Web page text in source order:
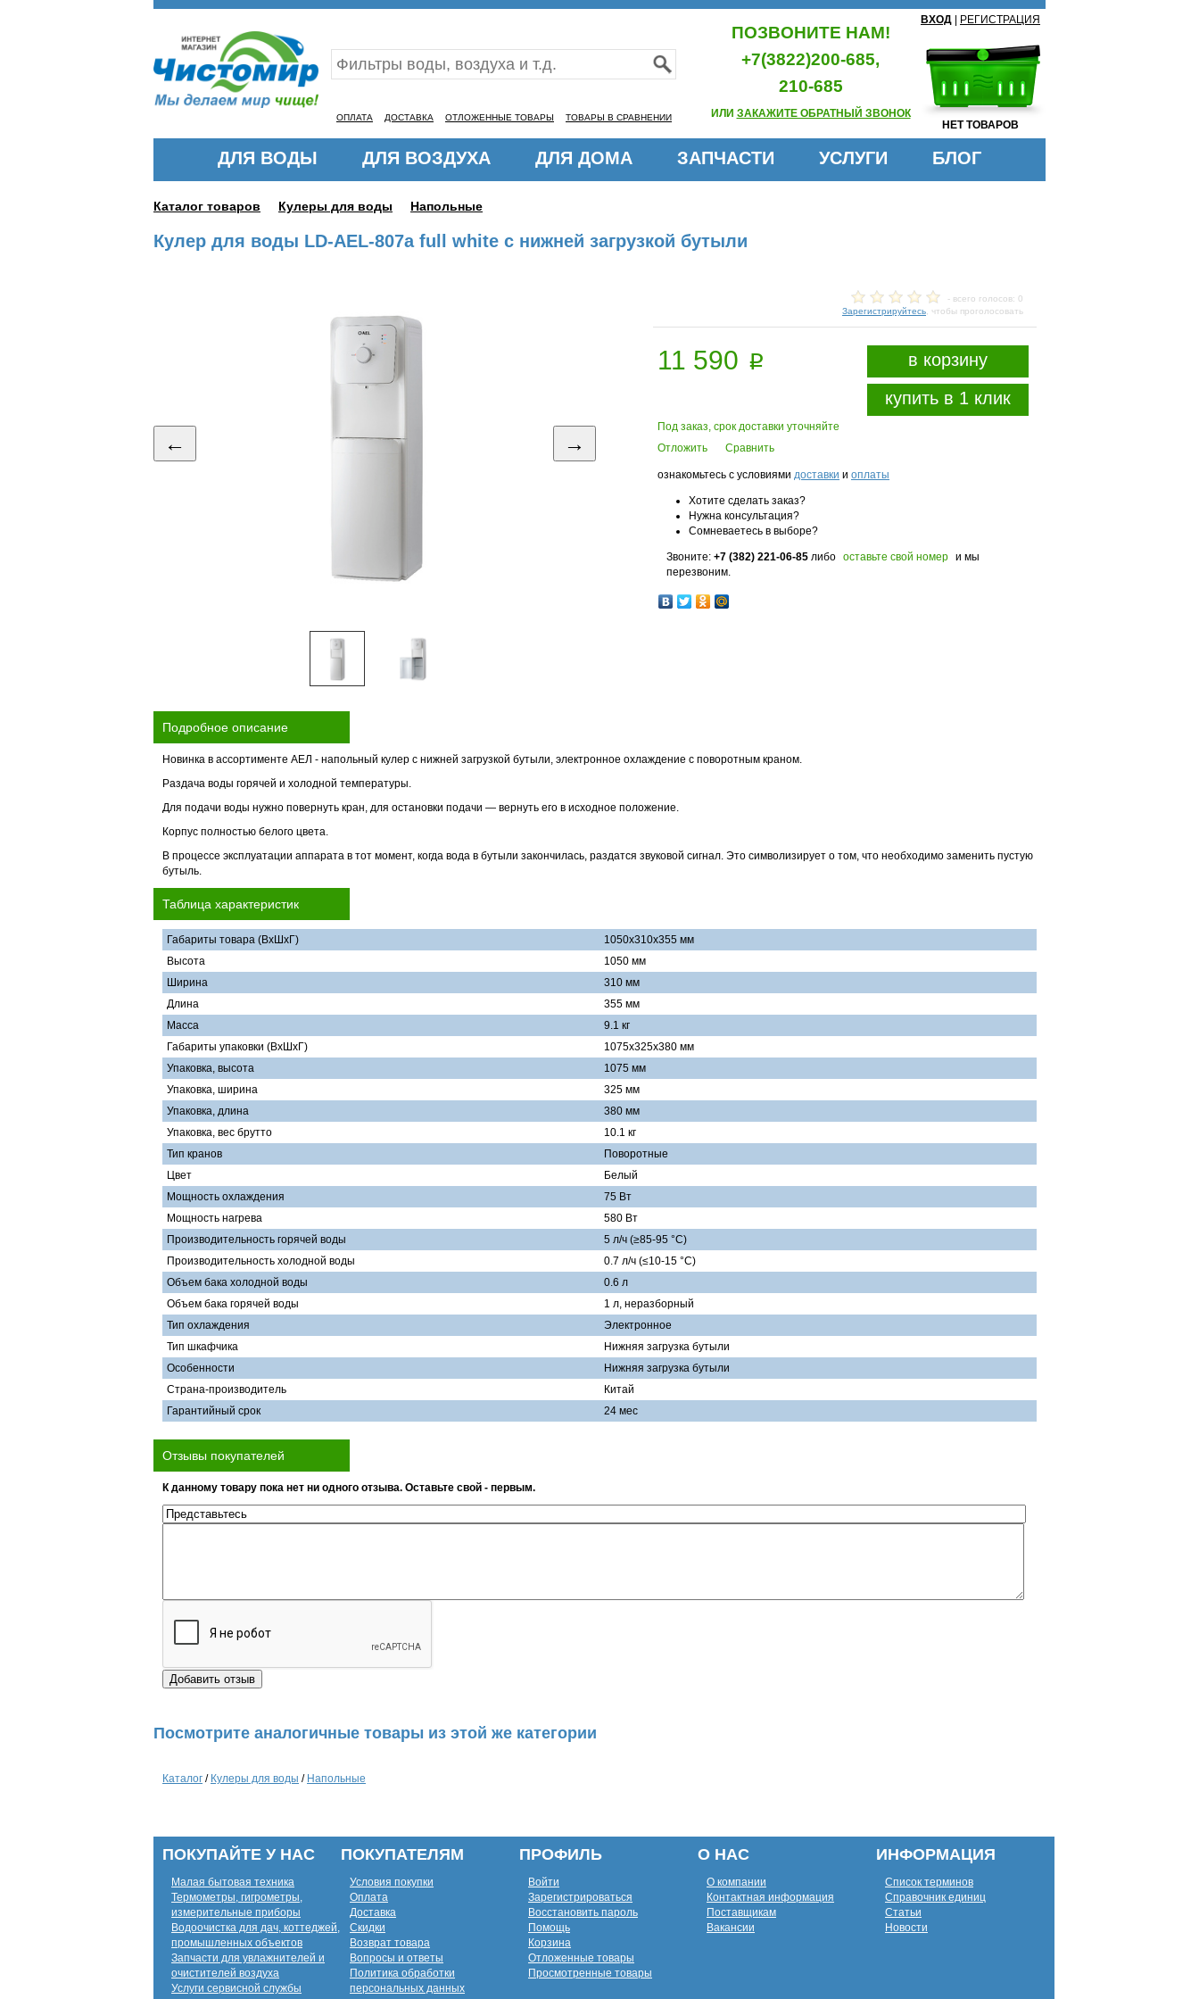
ОПЛАТА ДОСТАВКА ОТЛОЖЕННЫЕ ТОВАРЫ ТОВАРЫ В СРАВНЕНИИ
ПОЗВОНИТЕ НАМ!
+7(3822)200-685,
210-685
ИЛИ ЗАКАЖИТЕ ОБРАТНЫЙ ЗВОНОК
ВХОД РЕГИСТРАЦИЯ
НЕТ ТОВАРОВ
ДЛЯ ВОДЫ ДЛЯ ВОЗДУХА ДЛЯ ДОМА ЗАПЧАСТИ УСЛУГИ БЛОГ
Каталог товаров Кулеры для воды Напольные
Кулер для воды LD-AEL-807a full white с нижней загрузкой бутыли
← →
- всего голосов: 0
Зарегистрируйтесь , чтобы проголосовать
11 590 p
в корзину
купить в 1 клик
Под заказ, срок доставки уточняйте
Отложить
Сравнить
ознакомьтесь с условиями доставки и оплаты
Хотите сделать заказ?
Нужна консультация?
Сомневаетесь в выборе?
Звоните: +7 (382) 221-06-85 либо оставьте свой номер и мы
перезвоним.
Подробное описание
Новинка в ассортименте АЕЛ - напольный кулер с нижней загрузкой бутыли, электронное охлаждение с поворотным краном.
Раздача воды горячей и холодной температуры.
Для подачи воды нужно повернуть кран, для остановки подачи — вернуть его в исходное положение.
Корпус полностью белого цвета.
В процессе эксплуатации аппарата в тот момент, когда вода в бутыли закончилась, раздатся звуковой сигнал. Это символизирует о том, что необходимо заменить пустую
бутыль.
Таблица характеристик
Габариты товара (ВхШхГ)
1050x310x355 мм
Высота
1050 мм
Ширина
310 мм
Длина
355 мм
Масса
9.1 кг
Габариты упаковки (ВхШхГ)
1075x325x380 мм
Упаковка, высота
1075 мм
Упаковка, ширина
325 мм
Упаковка, длина
380 мм
Упаковка, вес брутто
10.1 кг
Тип кранов
Поворотные
Цвет
Белый
Мощность охлаждения
75 Вт
Мощность нагрева
580 Вт
Производительность горячей воды
5 л/ч (≥85-95 °С)
Производительность холодной воды
0.7 л/ч (≤10-15 °С)
Объем бака холодной воды
0.6 л
Объем бака горячей воды
1 л, неразборный
Тип охлаждения
Электронное
Тип шкафчика
Нижняя загрузка бутыли
Особенности
Нижняя загрузка бутыли
Страна-производитель
Китай
Гарантийный срок
24 мес
Отзывы покупателей
К данному товару пока нет ни одного отзыва. Оставьте свой - первым.
Посмотрите аналогичные товары из этой же категории
Каталог / Кулеры для воды / Напольные
ПОКУПАЙТЕ У НАС
Малая бытовая техника
Термометры, гигрометры,
измерительные приборы
Водоочистка для дач, коттеджей,
промышленных объектов
Запчасти для увлажнителей и
очистителей воздуха
Услуги сервисной службы
ПОКУПАТЕЛЯМ
Условия покупки
Оплата
Доставка
Скидки
Возврат товара
Вопросы и ответы
Политика обработки
персональных данных
ПРОФИЛЬ
Войти
Зарегистрироваться
Восстановить пароль
Помощь
Корзина
Отложенные товары
Просмотренные товары
О НАС
О компании
Контактная информация
Поставщикам
Вакансии
ИНФОРМАЦИЯ
Список терминов
Справочник единиц
Статьи
Новости